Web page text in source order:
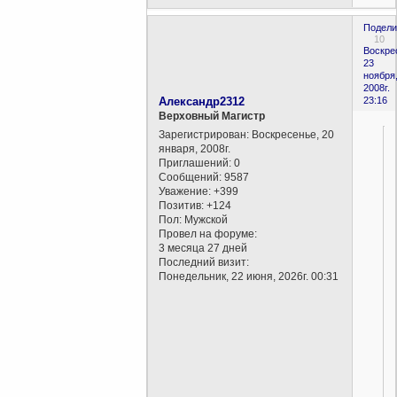
10
23
ноября,
2008г.
23:16
Александр2312
Верховный Магистр
Зарегистрирован: Воскресенье, 20
января, 2008г.
Приглашений: 0
Сообщений: 9587
Уважение: +399
Позитив: +124
Пол: Мужской
Провел на форуме:
3 месяца 27 дней
Последний визит:
Понедельник, 22 июня, 2026г. 00:31